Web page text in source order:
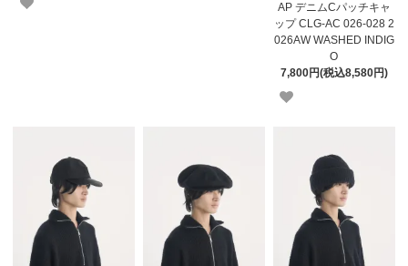
AP デニムCパッチキャ
ップ CLG-AC 026-028 2
026AW WASHED INDIG
O
7,800円(税込8,580円)